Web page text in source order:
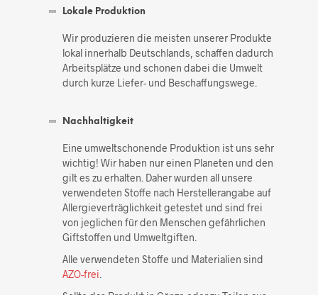
Lokale Produktion
Wir produzieren die meisten unserer Produkte
lokal innerhalb Deutschlands, schaffen dadurch
Arbeitsplätze und schonen dabei die Umwelt
durch kurze Liefer- und Beschaffungswege.
Nachhaltigkeit
Eine umweltschonende Produktion ist uns sehr
wichtig! Wir haben nur einen Planeten und den
gilt es zu erhalten. Daher wurden all unsere
verwendeten Stoffe nach Herstellerangabe auf
Allergieverträglichkeit getestet und sind frei
von jeglichen für den Menschen gefährlichen
Giftstoffen und Umweltgiften.
Alle verwendeten Stoffe und Materialien sind
AZO-frei